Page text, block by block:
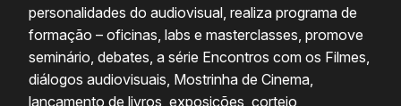
personalidades do audiovisual, realiza programa de
formação – oficinas, labs e masterclasses, promove
seminário, debates, a série Encontros com os Filmes,
diálogos audiovisuais, Mostrinha de Cinema,
lançamento de livros, exposições, cortejo,